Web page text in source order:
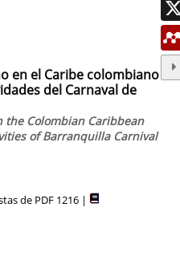
en el Caribe colombiano
del Carnaval de
the Colombian Caribbean
of Barranquilla Carnival
de PDF 1216 |